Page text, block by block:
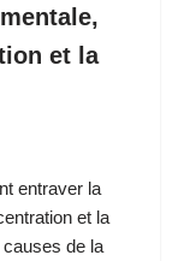
et la
entraver la
et la
de la